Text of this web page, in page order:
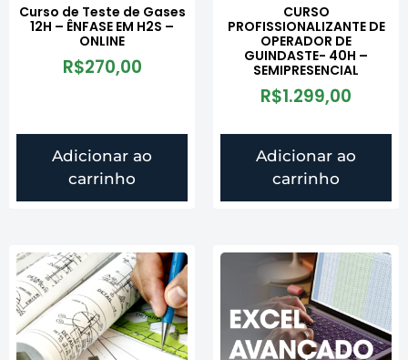
Curso de Teste de Gases
12H – ÊNFASE EM H2S –
ONLINE
R$270,00
Adicionar ao
carrinho
CURSO
PROFISSIONALIZANTE DE
OPERADOR DE
GUINDASTE- 40H –
SEMIPRESENCIAL
R$1.299,00
Adicionar ao
carrinho